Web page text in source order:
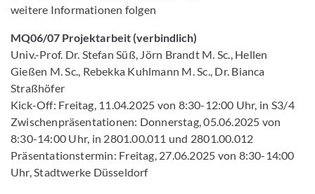
weitere Informationen folgen
MQ06/07 Projektarbeit (verbindlich)
Univ.-Prof. Dr. Stefan Süß, Jörn Brandt M. Sc., Hellen
Gießen M. Sc., Rebekka Kuhlmann M. Sc., Dr. Bianca
Straßhöfer
Kick-Off: Freitag, 11.04.2025 von 8:30-12:00 Uhr, in S3/4
Zwischenpräsentationen: Donnerstag, 05.06.2025 von
8:30-14:00 Uhr, in 2801.00.011 und 2801.00.012
Präsentationstermin: Freitag, 27.06.2025 von 8:30-14:00
Uhr, Stadtwerke Düsseldorf